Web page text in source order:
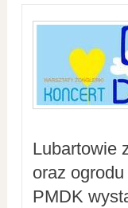
Lubartowie
oraz
PMDK